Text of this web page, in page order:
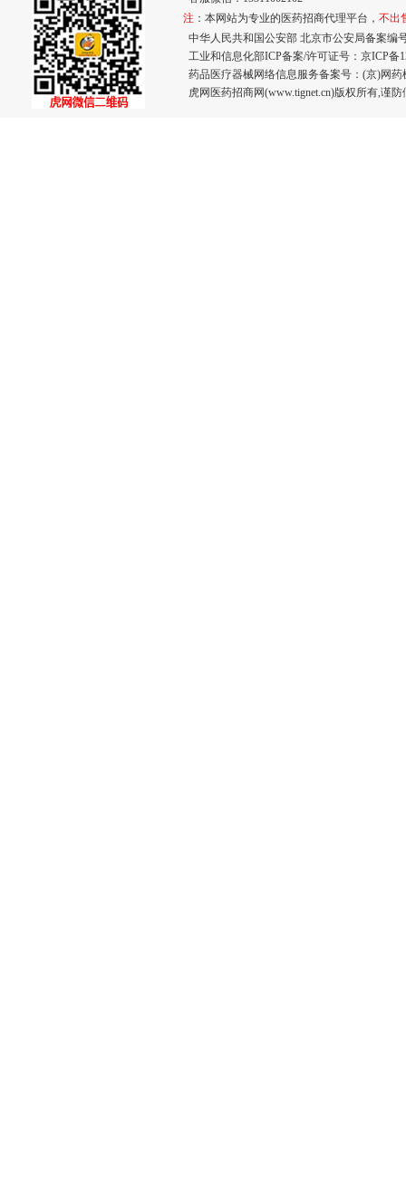
注 ：本网站为专业的医药招商代理平台， 不出
中华人民共和国公安部 北京市公安局备案编
工业和信息化部ICP备案/许可证号： 京ICP备
药品医疗器械网络信息服务备案号：(京)网药
虎网医药招商网(www.tignet.cn)版权所有,谨防